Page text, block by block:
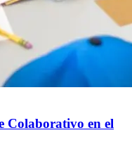
Colaborativo en el